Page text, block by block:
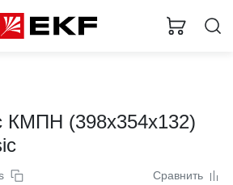
(398x354x132)
Сравнить